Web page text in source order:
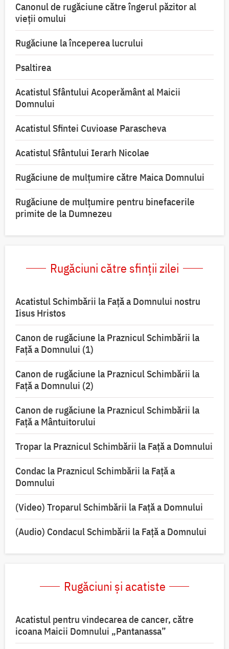
Canonul de rugăciune către îngerul păzitor al
vieții omului
Rugăciune la începerea lucrului
Psaltirea
Acatistul Sfântului Acoperământ al Maicii
Domnului
Acatistul Sfintei Cuvioase Parascheva
Acatistul Sfântului Ierarh Nicolae
Rugăciune de mulţumire către Maica Domnului
Rugăciune de mulțumire pentru binefacerile
primite de la Dumnezeu
Rugăciuni către sfinții zilei
Acatistul Schimbării la Faţă a Domnului nostru
Iisus Hristos
Canon de rugăciune la Praznicul Schimbării la
Faţă a Domnului (1)
Canon de rugăciune la Praznicul Schimbării la
Faţă a Domnului (2)
Canon de rugăciune la Praznicul Schimbării la
Față a Mântuitorului
Tropar la Praznicul Schimbării la Faţă a Domnului
Condac la Praznicul Schimbării la Faţă a
Domnului
(Video) Troparul Schimbării la Față a Domnului
(Audio) Condacul Schimbării la Față a Domnului
Rugăciuni și acatiste
Acatistul pentru vindecarea de cancer, către
icoana Maicii Domnului „Pantanassa”